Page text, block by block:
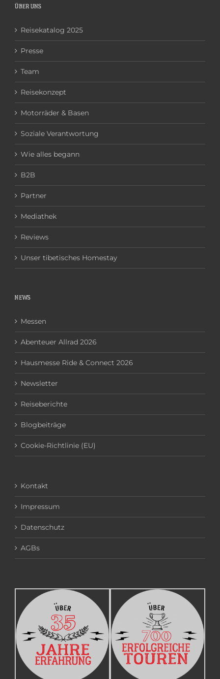
ÜBER UNS
Reisekatalog 2025
Presse
Team
Reisekonzept
Motorräder & Basen
Soziale Verantwortung
Wie alles begann
B2B
Partner
Mediathek
Reviews
Unser tibetisches Homestay
NEWS
Messen
Abenteuer Allrad 2026
Hausmesse Ride & Connect 2026
Newsletter
Reiseberichte
Blogbeiträge
Cookie-Richtlinie (EU)
Kontakt
Impressum
Datenschutz
AGBs